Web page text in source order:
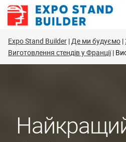
Перейти
Expo Stand Builder Де ми будуємо
Виготовлення стендів у Франції